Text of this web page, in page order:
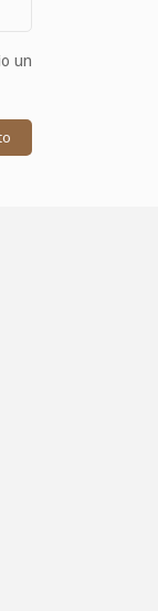
un